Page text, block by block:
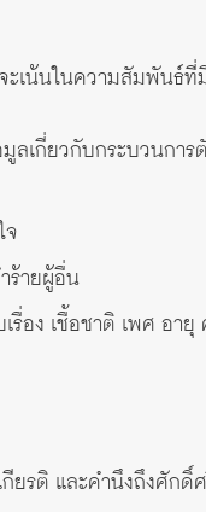
ะเน้นในความสัมพันธ์
ลเกี่ยวกับกระบวนกา
จ
ร้ายผู้อื่น
รื่อง เชื้อชาติ เพศ อา
ยรติ และคำนึงถึงศักดิ์